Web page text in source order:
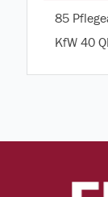
85
KfW 40